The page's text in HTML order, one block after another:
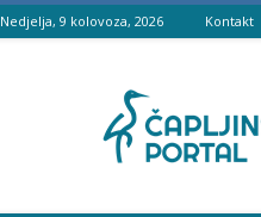
Nedjelja, 9 kolovoza, 2026 Kontakt
portal